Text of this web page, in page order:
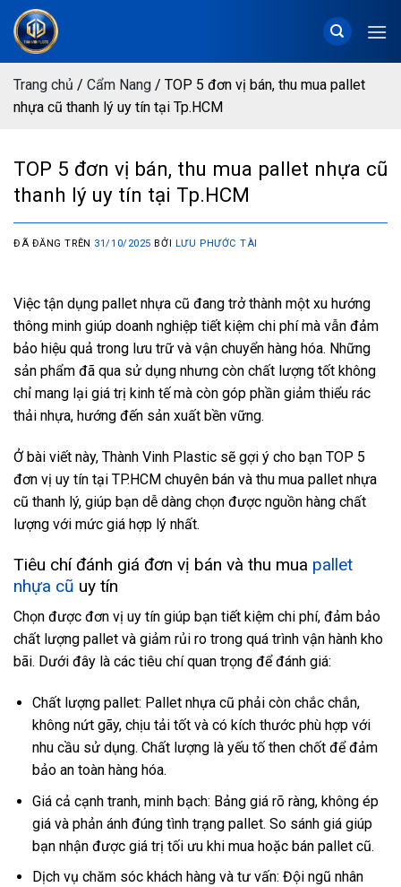
Chuyển
đến
dungTrang chủ / Cẩm Nang / TOP 5 đơn vị bán, thu mua pallet
nhựa cũ thanh lý uy tín tại Tp.HCM
TOP 5 đơn vị bán, thu mua pallet nhựa cũ
thanh lý uy tín tại Tp.HCM
ĐÃ ĐĂNG TRÊN 31/10/2025 BỞI LƯU PHƯỚC TÀI
Việc tận dụng pallet nhựa cũ đang trở thành một xu hướng
thông minh giúp doanh nghiệp tiết kiệm chi phí mà vẫn đảm
bảo hiệu quả trong lưu trữ và vận chuyển hàng hóa. Những
sản phẩm đã qua sử dụng nhưng còn chất lượng tốt không
chỉ mang lại giá trị kinh tế mà còn góp phần giảm thiểu rác
thải nhựa, hướng đến sản xuất bền vững.
Ở bài viết này, Thành Vinh Plastic sẽ gợi ý cho bạn TOP 5
đơn vị uy tín tại TP.HCM chuyên bán và thu mua pallet nhựa
cũ thanh lý, giúp bạn dễ dàng chọn được nguồn hàng chất
lượng với mức giá hợp lý nhất.
Tiêu chí đánh giá đơn vị bán và thu mua pallet
nhựa cũ uy tín
Chọn được đơn vị uy tín giúp bạn tiết kiệm chi phí, đảm bảo
chất lượng pallet và giảm rủi ro trong quá trình vận hành kho
bãi. Dưới đây là các tiêu chí quan trọng để đánh giá:
Chất lượng pallet: Pallet nhựa cũ phải còn chắc chắn,
không nứt gãy, chịu tải tốt và có kích thước phù hợp với
nhu cầu sử dụng. Chất lượng là yếu tố then chốt để đảm
bảo an toàn hàng hóa.
Giá cả cạnh tranh, minh bạch: Bảng giá rõ ràng, không ép
giá và phản ánh đúng tình trạng pallet. So sánh giá giúp
bạn nhận được giá trị tối ưu khi mua hoặc bán pallet cũ.
Dịch vụ chăm sóc khách hàng và tư vấn: Đội ngũ nhân